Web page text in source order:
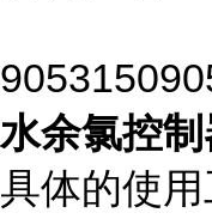
水余氯控
具体的使